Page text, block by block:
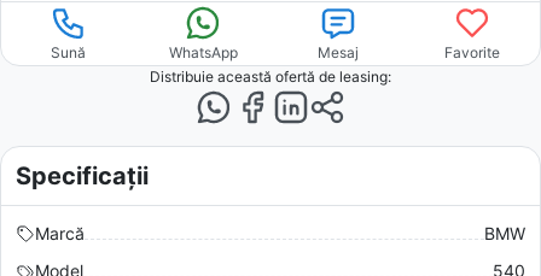
Sună WhatsApp Mesaj
Favorite
Distribuie această ofertă de leasing:
Specificații
Marcă
BMW
Model
540